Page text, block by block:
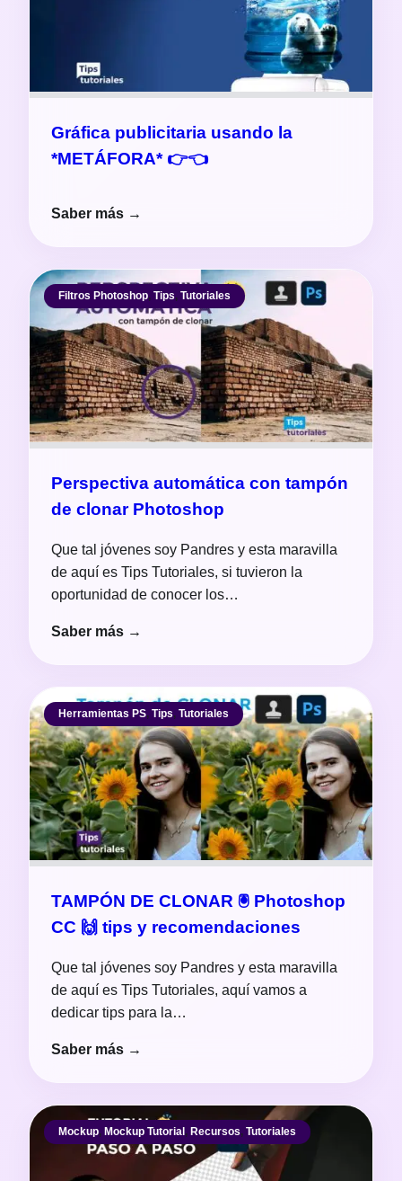
Gráfica publicitaria usando la
*METÁFORA* 👉👈
Saber más →
Filtros Photoshop, Tips, Tutoriales
Perspectiva automática con tampón
de clonar Photoshop
Que tal jóvenes soy Pandres y esta maravilla
de aquí es Tips Tutoriales, si tuvieron la
oportunidad de conocer los…
Saber más →
Herramientas PS, Tips, Tutoriales
TAMPÓN DE CLONAR 🖲 Photoshop
CC 🙌 tips y recomendaciones
Que tal jóvenes soy Pandres y esta maravilla
de aquí es Tips Tutoriales, aquí vamos a
dedicar tips para la…
Saber más →
Mockup, Mockup Tutorial, Recursos, Tutoriales